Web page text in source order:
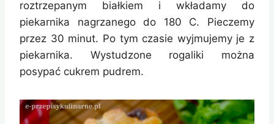
roztrzepanym białkiem i wkładamy do
piekarnika nagrzanego do 180 C. Pieczemy
przez 30 minut. Po tym czasie wyjmujemy je z
piekarnika. Wystudzone rogaliki można
posypać cukrem pudrem.